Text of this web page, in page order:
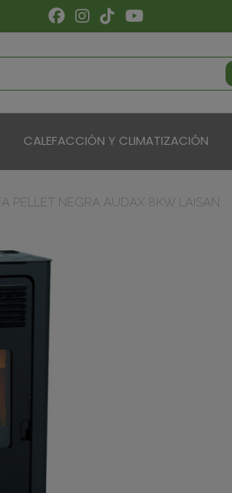
CALEFACCIÓN Y CLIMATIZACIÓN
PELLET NEGRA AUDAX 8KW LAISAN